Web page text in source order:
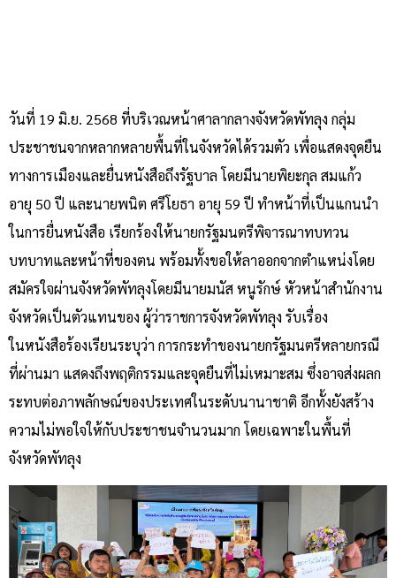
วันที่ 19 มิ.ย. 2568 ที่บริเวณหน้าศาลากลางจังหวัดพัทลุง กลุ่ม
ประชาชนจากหลากหลายพื้นที่ในจังหวัดได้รวมตัว เพื่อแสดงจุดยืน
ทางการเมืองและยื่นหนังสือถึงรัฐบาล โดยมีนายพิยะกุล สมแก้ว
อายุ 50 ปี และนายพนิต ศรีโยธา อายุ 59 ปี ทำหน้าที่เป็นแกนนำ
ในการยื่นหนังสือ เรียกร้องให้นายกรัฐมนตรีพิจารณาทบทวน
บทบาทและหน้าที่ของตน พร้อมทั้งขอให้ลาออกจากตำแหน่งโดย
สมัครใจผ่านจังหวัดพัทลุงโดยมีนายมนัส หนูรักษ์ หัวหน้าสำนักงาน
จังหวัดเป็นตัวแทนของ ผู้ว่าราชการจังหวัดพัทลุง รับเรื่อง
ในหนังสือร้องเรียนระบุว่า การกระทำของนายกรัฐมนตรีหลายกรณี
ที่ผ่านมา แสดงถึงพฤติกรรมและจุดยืนที่ไม่เหมาะสม ซึ่งอาจส่งผลก
ระทบต่อภาพลักษณ์ของประเทศในระดับนานาชาติ อีกทั้งยังสร้าง
ความไม่พอใจให้กับประชาชนจำนวนมาก โดยเฉพาะในพื้นที่
จังหวัดพัทลุง